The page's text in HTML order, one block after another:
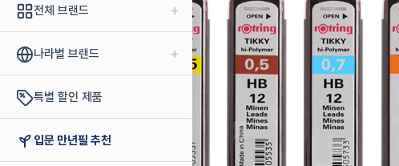
전체 브랜드 +
나라별 브랜드 +
특별 할인 제품
입문 만년필 추천